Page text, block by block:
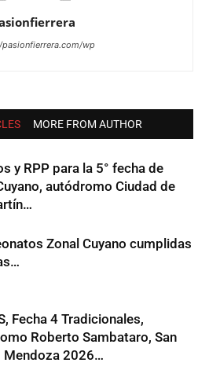
wp
MORE FROM AUTHOR
y RPP para la 5° fecha de
autódromo Ciudad de
Zonal Cuyano cumplidas
Fecha 4 Tradicionales,
Roberto Sambataro, San
Mendoza 2026…